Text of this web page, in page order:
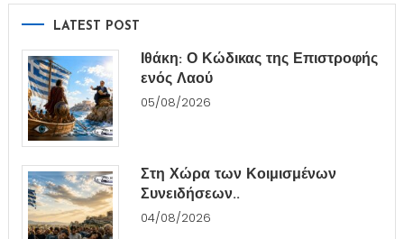
LATEST POST
Ιθάκη: Ο Κώδικας της Επιστροφής
ενός Λαού
05/08/2026
Στη Χώρα των Κοιμισμένων
Συνειδήσεων..
04/08/2026